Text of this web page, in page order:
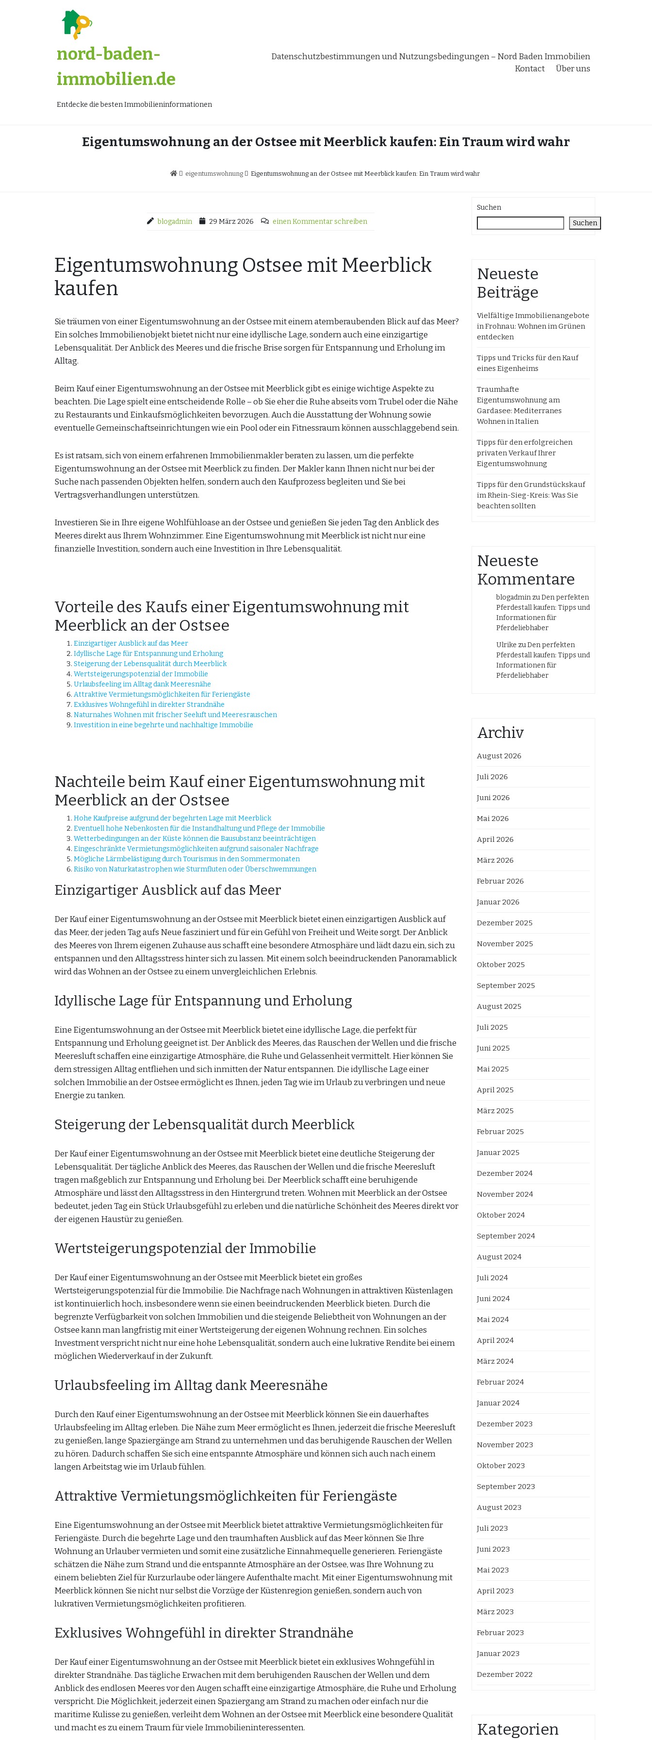
nord-baden-
immobilien.de
Entdecke die besten Immobilieninformationen
Datenschutzbestimmungen und Nutzungsbedingungen – Nord Baden Immobilien
Kontact
Über uns
Eigentumswohnung an der Ostsee mit Meerblick kaufen: Ein Traum wird wahr
eigentumswohnung Eigentumswohnung an der Ostsee mit Meerblick kaufen: Ein Traum wird wahr
blogadmin 29 März 2026 einen Kommentar schreiben
Eigentumswohnung Ostsee mit Meerblick
kaufen
Sie träumen von einer Eigentumswohnung an der Ostsee mit einem atemberaubenden Blick auf das Meer?
Ein solches Immobilienobjekt bietet nicht nur eine idyllische Lage, sondern auch eine einzigartige
Lebensqualität. Der Anblick des Meeres und die frische Brise sorgen für Entspannung und Erholung im
Alltag.
Beim Kauf einer Eigentumswohnung an der Ostsee mit Meerblick gibt es einige wichtige Aspekte zu
beachten. Die Lage spielt eine entscheidende Rolle – ob Sie eher die Ruhe abseits vom Trubel oder die Nähe
zu Restaurants und Einkaufsmöglichkeiten bevorzugen. Auch die Ausstattung der Wohnung sowie
eventuelle Gemeinschaftseinrichtungen wie ein Pool oder ein Fitnessraum können ausschlaggebend sein.
Es ist ratsam, sich von einem erfahrenen Immobilienmakler beraten zu lassen, um die perfekte
Eigentumswohnung an der Ostsee mit Meerblick zu finden. Der Makler kann Ihnen nicht nur bei der
Suche nach passenden Objekten helfen, sondern auch den Kaufprozess begleiten und Sie bei
Vertragsverhandlungen unterstützen.
Investieren Sie in Ihre eigene Wohlfühloase an der Ostsee und genießen Sie jeden Tag den Anblick des
Meeres direkt aus Ihrem Wohnzimmer. Eine Eigentumswohnung mit Meerblick ist nicht nur eine
finanzielle Investition, sondern auch eine Investition in Ihre Lebensqualität.
Vorteile des Kaufs einer Eigentumswohnung mit
Meerblick an der Ostsee
Einzigartiger Ausblick auf das Meer
Idyllische Lage für Entspannung und Erholung
Steigerung der Lebensqualität durch Meerblick
Wertsteigerungspotenzial der Immobilie
Urlaubsfeeling im Alltag dank Meeresnähe
Attraktive Vermietungsmöglichkeiten für Feriengäste
Exklusives Wohngefühl in direkter Strandnähe
Naturnahes Wohnen mit frischer Seeluft und Meeresrauschen
Investition in eine begehrte und nachhaltige Immobilie
Nachteile beim Kauf einer Eigentumswohnung mit
Meerblick an der Ostsee
Hohe Kaufpreise aufgrund der begehrten Lage mit Meerblick
Eventuell hohe Nebenkosten für die Instandhaltung und Pflege der Immobilie
Wetterbedingungen an der Küste können die Bausubstanz beeinträchtigen
Eingeschränkte Vermietungsmöglichkeiten aufgrund saisonaler Nachfrage
Mögliche Lärmbelästigung durch Tourismus in den Sommermonaten
Risiko von Naturkatastrophen wie Sturmfluten oder Überschwemmungen
Einzigartiger Ausblick auf das Meer
Der Kauf einer Eigentumswohnung an der Ostsee mit Meerblick bietet einen einzigartigen Ausblick auf
das Meer, der jeden Tag aufs Neue fasziniert und für ein Gefühl von Freiheit und Weite sorgt. Der Anblick
des Meeres von Ihrem eigenen Zuhause aus schafft eine besondere Atmosphäre und lädt dazu ein, sich zu
entspannen und den Alltagsstress hinter sich zu lassen. Mit einem solch beeindruckenden Panoramablick
wird das Wohnen an der Ostsee zu einem unvergleichlichen Erlebnis.
Idyllische Lage für Entspannung und Erholung
Eine Eigentumswohnung an der Ostsee mit Meerblick bietet eine idyllische Lage, die perfekt für
Entspannung und Erholung geeignet ist. Der Anblick des Meeres, das Rauschen der Wellen und die frische
Meeresluft schaffen eine einzigartige Atmosphäre, die Ruhe und Gelassenheit vermittelt. Hier können Sie
dem stressigen Alltag entfliehen und sich inmitten der Natur entspannen. Die idyllische Lage einer
solchen Immobilie an der Ostsee ermöglicht es Ihnen, jeden Tag wie im Urlaub zu verbringen und neue
Energie zu tanken.
Steigerung der Lebensqualität durch Meerblick
Der Kauf einer Eigentumswohnung an der Ostsee mit Meerblick bietet eine deutliche Steigerung der
Lebensqualität. Der tägliche Anblick des Meeres, das Rauschen der Wellen und die frische Meeresluft
tragen maßgeblich zur Entspannung und Erholung bei. Der Meerblick schafft eine beruhigende
Atmosphäre und lässt den Alltagsstress in den Hintergrund treten. Wohnen mit Meerblick an der Ostsee
bedeutet, jeden Tag ein Stück Urlaubsgefühl zu erleben und die natürliche Schönheit des Meeres direkt vor
der eigenen Haustür zu genießen.
Wertsteigerungspotenzial der Immobilie
Der Kauf einer Eigentumswohnung an der Ostsee mit Meerblick bietet ein großes
Wertsteigerungspotenzial für die Immobilie. Die Nachfrage nach Wohnungen in attraktiven Küstenlagen
ist kontinuierlich hoch, insbesondere wenn sie einen beeindruckenden Meerblick bieten. Durch die
begrenzte Verfügbarkeit von solchen Immobilien und die steigende Beliebtheit von Wohnungen an der
Ostsee kann man langfristig mit einer Wertsteigerung der eigenen Wohnung rechnen. Ein solches
Investment verspricht nicht nur eine hohe Lebensqualität, sondern auch eine lukrative Rendite bei einem
möglichen Wiederverkauf in der Zukunft.
Urlaubsfeeling im Alltag dank Meeresnähe
Durch den Kauf einer Eigentumswohnung an der Ostsee mit Meerblick können Sie ein dauerhaftes
Urlaubsfeeling im Alltag erleben. Die Nähe zum Meer ermöglicht es Ihnen, jederzeit die frische Meeresluft
zu genießen, lange Spaziergänge am Strand zu unternehmen und das beruhigende Rauschen der Wellen
zu hören. Dadurch schaffen Sie sich eine entspannte Atmosphäre und können sich auch nach einem
langen Arbeitstag wie im Urlaub fühlen.
Attraktive Vermietungsmöglichkeiten für Feriengäste
Eine Eigentumswohnung an der Ostsee mit Meerblick bietet attraktive Vermietungsmöglichkeiten für
Feriengäste. Durch die begehrte Lage und den traumhaften Ausblick auf das Meer können Sie Ihre
Wohnung an Urlauber vermieten und somit eine zusätzliche Einnahmequelle generieren. Feriengäste
schätzen die Nähe zum Strand und die entspannte Atmosphäre an der Ostsee, was Ihre Wohnung zu
einem beliebten Ziel für Kurzurlaube oder längere Aufenthalte macht. Mit einer Eigentumswohnung mit
Meerblick können Sie nicht nur selbst die Vorzüge der Küstenregion genießen, sondern auch von
lukrativen Vermietungsmöglichkeiten profitieren.
Exklusives Wohngefühl in direkter Strandnähe
Der Kauf einer Eigentumswohnung an der Ostsee mit Meerblick bietet ein exklusives Wohngefühl in
direkter Strandnähe. Das tägliche Erwachen mit dem beruhigenden Rauschen der Wellen und dem
Anblick des endlosen Meeres vor den Augen schafft eine einzigartige Atmosphäre, die Ruhe und Erholung
verspricht. Die Möglichkeit, jederzeit einen Spaziergang am Strand zu machen oder einfach nur die
maritime Kulisse zu genießen, verleiht dem Wohnen an der Ostsee mit Meerblick eine besondere Qualität
und macht es zu einem Traum für viele Immobilieninteressenten.
Suchen
Suchen
Neueste
Beiträge
Vielfältige Immobilienangebote
in Frohnau: Wohnen im Grünen
entdecken
Tipps und Tricks für den Kauf
eines Eigenheims
Traumhafte
Eigentumswohnung am
Gardasee: Mediterranes
Wohnen in Italien
Tipps für den erfolgreichen
privaten Verkauf Ihrer
Eigentumswohnung
Tipps für den Grundstückskauf
im Rhein-Sieg-Kreis: Was Sie
beachten sollten
Neueste
Kommentare
blogadmin zuDen perfekten
Pferdestall kaufen: Tipps und
Informationen für
Pferdeliebhaber
Ulrike zuDen perfekten
Pferdestall kaufen: Tipps und
Informationen für
Pferdeliebhaber
Archiv
August 2026
Juli 2026
Juni 2026
Mai 2026
April 2026
März 2026
Februar 2026
Januar 2026
Dezember 2025
November 2025
Oktober 2025
September 2025
August 2025
Juli 2025
Juni 2025
Mai 2025
April 2025
März 2025
Februar 2025
Januar 2025
Dezember 2024
November 2024
Oktober 2024
September 2024
August 2024
Juli 2024
Juni 2024
Mai 2024
April 2024
März 2024
Februar 2024
Januar 2024
Dezember 2023
November 2023
Oktober 2023
September 2023
August 2023
Juli 2023
Juni 2023
Mai 2023
April 2023
März 2023
Februar 2023
Januar 2023
Dezember 2022
Kategorien